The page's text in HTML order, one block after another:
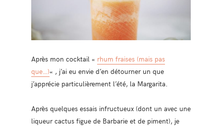
Après mon cocktail « rhum fraises (mais pas
que…)« , j’ai eu envie d’en détourner un que
j’apprécie particulièrement l’été, la Margarita.
Après quelques essais infructueux (dont un avec une
liqueur cactus figue de Barbarie et de piment), je